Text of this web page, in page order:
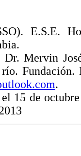
E.S.E.
Dr. Mervin
Fundación.
.
15 de